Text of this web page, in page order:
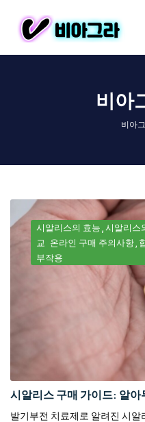
비아
비아
시알리스의 효능 시알리스
교 온라인 구매 주의사항
부작용
시알리스 구매 가이드: 알아
발기부전 치료제로 알려진 시